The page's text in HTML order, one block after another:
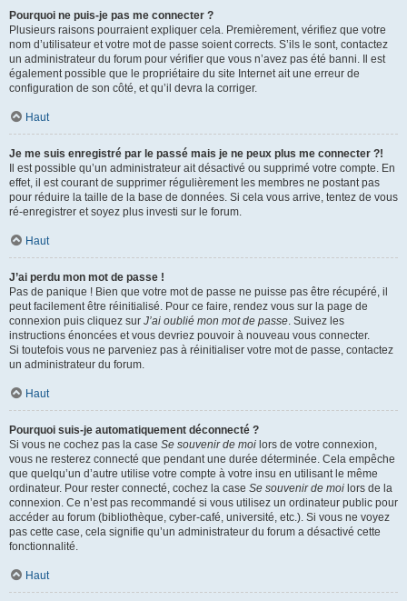
Pourquoi ne puis-je pas me connecter ?
Plusieurs raisons pourraient expliquer cela. Premièrement, vérifiez que votre
nom d’utilisateur et votre mot de passe soient corrects. S’ils le sont, contactez
un administrateur du forum pour vérifier que vous n’avez pas été banni. Il est
également possible que le propriétaire du site Internet ait une erreur de
configuration de son côté, et qu’il devra la corriger.
Haut
Je me suis enregistré par le passé mais je ne peux plus me connecter ?!
Il est possible qu’un administrateur ait désactivé ou supprimé votre compte. En
effet, il est courant de supprimer régulièrement les membres ne postant pas
pour réduire la taille de la base de données. Si cela vous arrive, tentez de vous
ré-enregistrer et soyez plus investi sur le forum.
Haut
J’ai perdu mon mot de passe !
Pas de panique ! Bien que votre mot de passe ne puisse pas être récupéré, il
peut facilement être réinitialisé. Pour ce faire, rendez vous sur la page de
connexion puis cliquez sur J’ai oublié mon mot de passe. Suivez les
instructions énoncées et vous devriez pouvoir à nouveau vous connecter.
Si toutefois vous ne parveniez pas à réinitialiser votre mot de passe, contactez
un administrateur du forum.
Haut
Pourquoi suis-je automatiquement déconnecté ?
Si vous ne cochez pas la case Se souvenir de moi lors de votre connexion,
vous ne resterez connecté que pendant une durée déterminée. Cela empêche
que quelqu’un d’autre utilise votre compte à votre insu en utilisant le même
ordinateur. Pour rester connecté, cochez la case Se souvenir de moi lors de la
connexion. Ce n’est pas recommandé si vous utilisez un ordinateur public pour
accéder au forum (bibliothèque, cyber-café, université, etc.). Si vous ne voyez
pas cette case, cela signifie qu’un administrateur du forum a désactivé cette
fonctionnalité.
Haut